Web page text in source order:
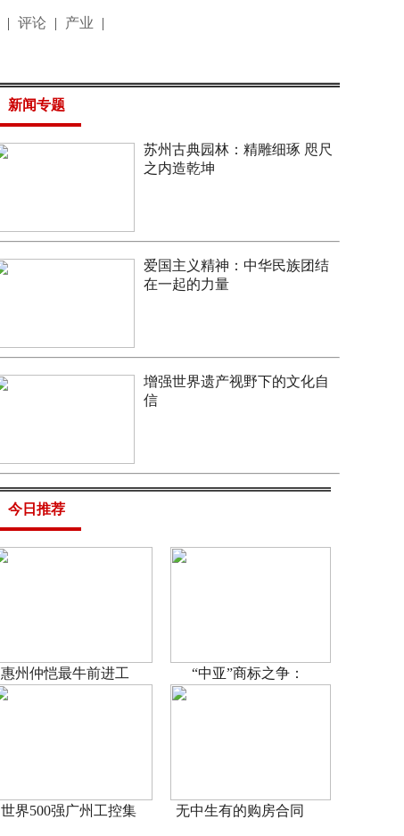
| 评论 | 产业 |
新闻专题
苏州古典园林：精雕细琢 咫尺
之内造乾坤
爱国主义精神：中华民族团结
在一起的力量
增强世界遗产视野下的文化自
信
今日推荐
惠州仲恺最牛前进工 “中亚”商标之争：
世界500强广州工控集 无中生有的购房合同